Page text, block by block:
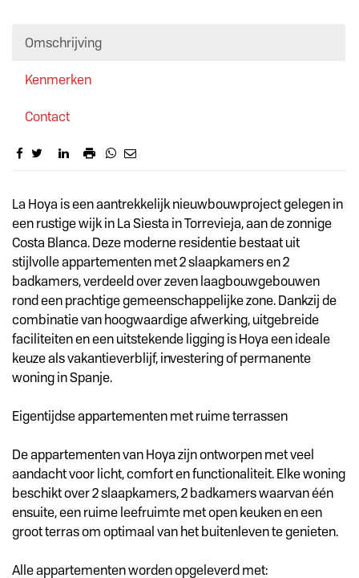
Omschrijving
Kenmerken
Contact
Omschrijving
La Hoya is een aantrekkelijk nieuwbouwproject gelegen in
een rustige wijk in La Siesta in Torrevieja, aan de zonnige
Costa Blanca. Deze moderne residentie bestaat uit
stijlvolle appartementen met 2 slaapkamers en 2
badkamers, verdeeld over zeven laagbouwgebouwen
rond een prachtige gemeenschappelijke zone. Dankzij de
combinatie van hoogwaardige afwerking, uitgebreide
faciliteiten en een uitstekende ligging is Hoya een ideale
keuze als vakantieverblijf, investering of permanente
woning in Spanje.
Eigentijdse appartementen met ruime terrassen
De appartementen van Hoya zijn ontworpen met veel
aandacht voor licht, comfort en functionaliteit. Elke woning
beschikt over 2 slaapkamers, 2 badkamers waarvan één
ensuite, een ruime leefruimte met open keuken en een
groot terras om optimaal van het buitenleven te genieten.
Alle appartementen worden opgeleverd met: